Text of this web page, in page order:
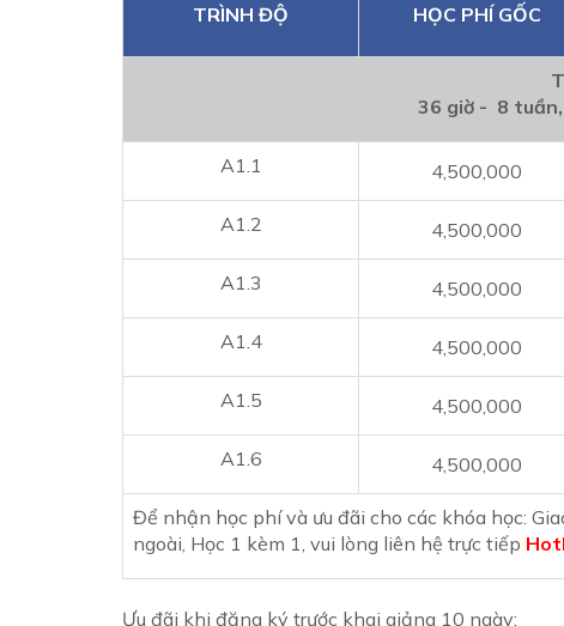
TRÌNH ĐỘ HỌC PHÍ GỐC
36 giờ - 8
A1.1 4,500,000
A1.2 4,500,000
A1.3 4,500,000
A1.4 4,500,000
A1.5 4,500,000
A1.6 4,500,000
Để nhận học phí và ưu đãi cho các khóa học:
ngoài, Học 1 kèm 1, vui lòng liên hệ trực tiếp
Ưu đãi khi đăng ký trước khai giảng 10 ngày: